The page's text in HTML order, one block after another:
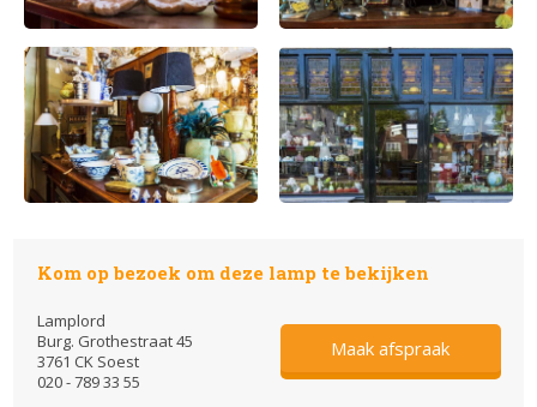
Kom op bezoek om deze lamp te bekijken
Lamplord
Burg. Grothestraat 45
3761 CK Soest
020 - 789 33 55
Maak afspraak